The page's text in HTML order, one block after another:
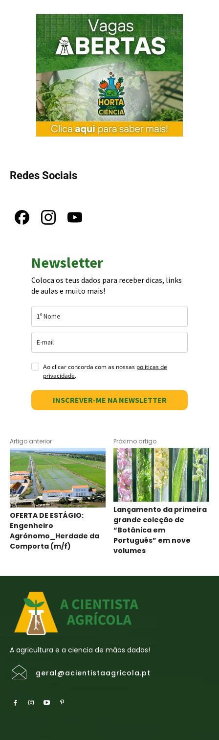
Redes Sociais
Newsletter
Coloca os teus dados para receber dicas, links
de aulas e muito mais!
Ao clicar concorda com as nossas políticas de
privacidade.
INSCREVER-ME NA NEWSLETTER
Artigo anterior
OFERTA DE ESTÁGIO:
Engenheiro
Agrónomo_Herdade da
Comporta (m/f)
Próximo artigo
Lançamento da primeira
grande coleção de
“Botânica em
Português” em nove
volumes
A agricultura e a ciencia de mãos dadas!
geral@acientistaagricola.pt